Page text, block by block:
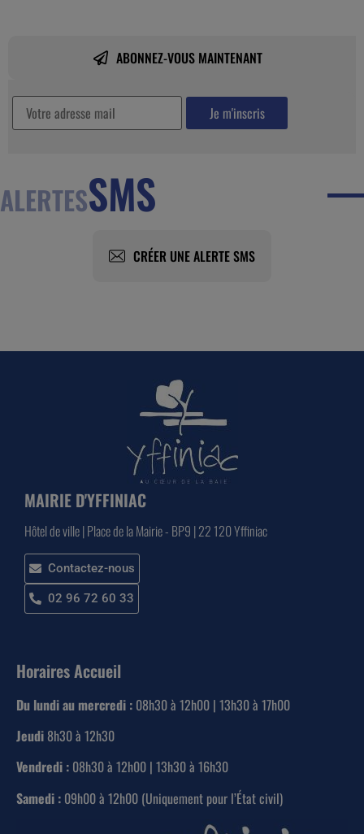
ABONNEZ-VOUS MAINTENANT
ALERTESSMS
CRÉER UNE ALERTE SMS
MAIRIE D'YFFINIAC
Hôtel de ville | Place de la Mairie - BP9 | 22 120 Yffiniac
Contactez-nous
02 96 72 60 33
Horaires Accueil
Du lundi au mercredi : 08h30 à 12h00 | 13h30 à 17h00
Jeudi 8h30 à 12h30
Vendredi : 08h30 à 12h00 | 13h30 à 16h30
Samedi : 09h00 à 12h00 (Uniquement pour l’État civil)